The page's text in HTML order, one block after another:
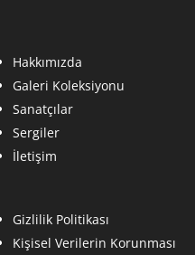
Hakkımızda
Galeri Koleksiyonu
Sanatçılar
Sergiler
İletişim
Gizlilik Politikası
Kişisel Verilerin Korunması